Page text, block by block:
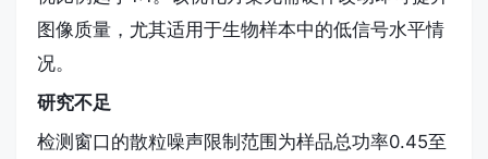
图像质量，尤其适用于生物样本中的低信号水平情
况。
研究不足
检测窗口的散粒噪声限制范围为样品总功率0.45至